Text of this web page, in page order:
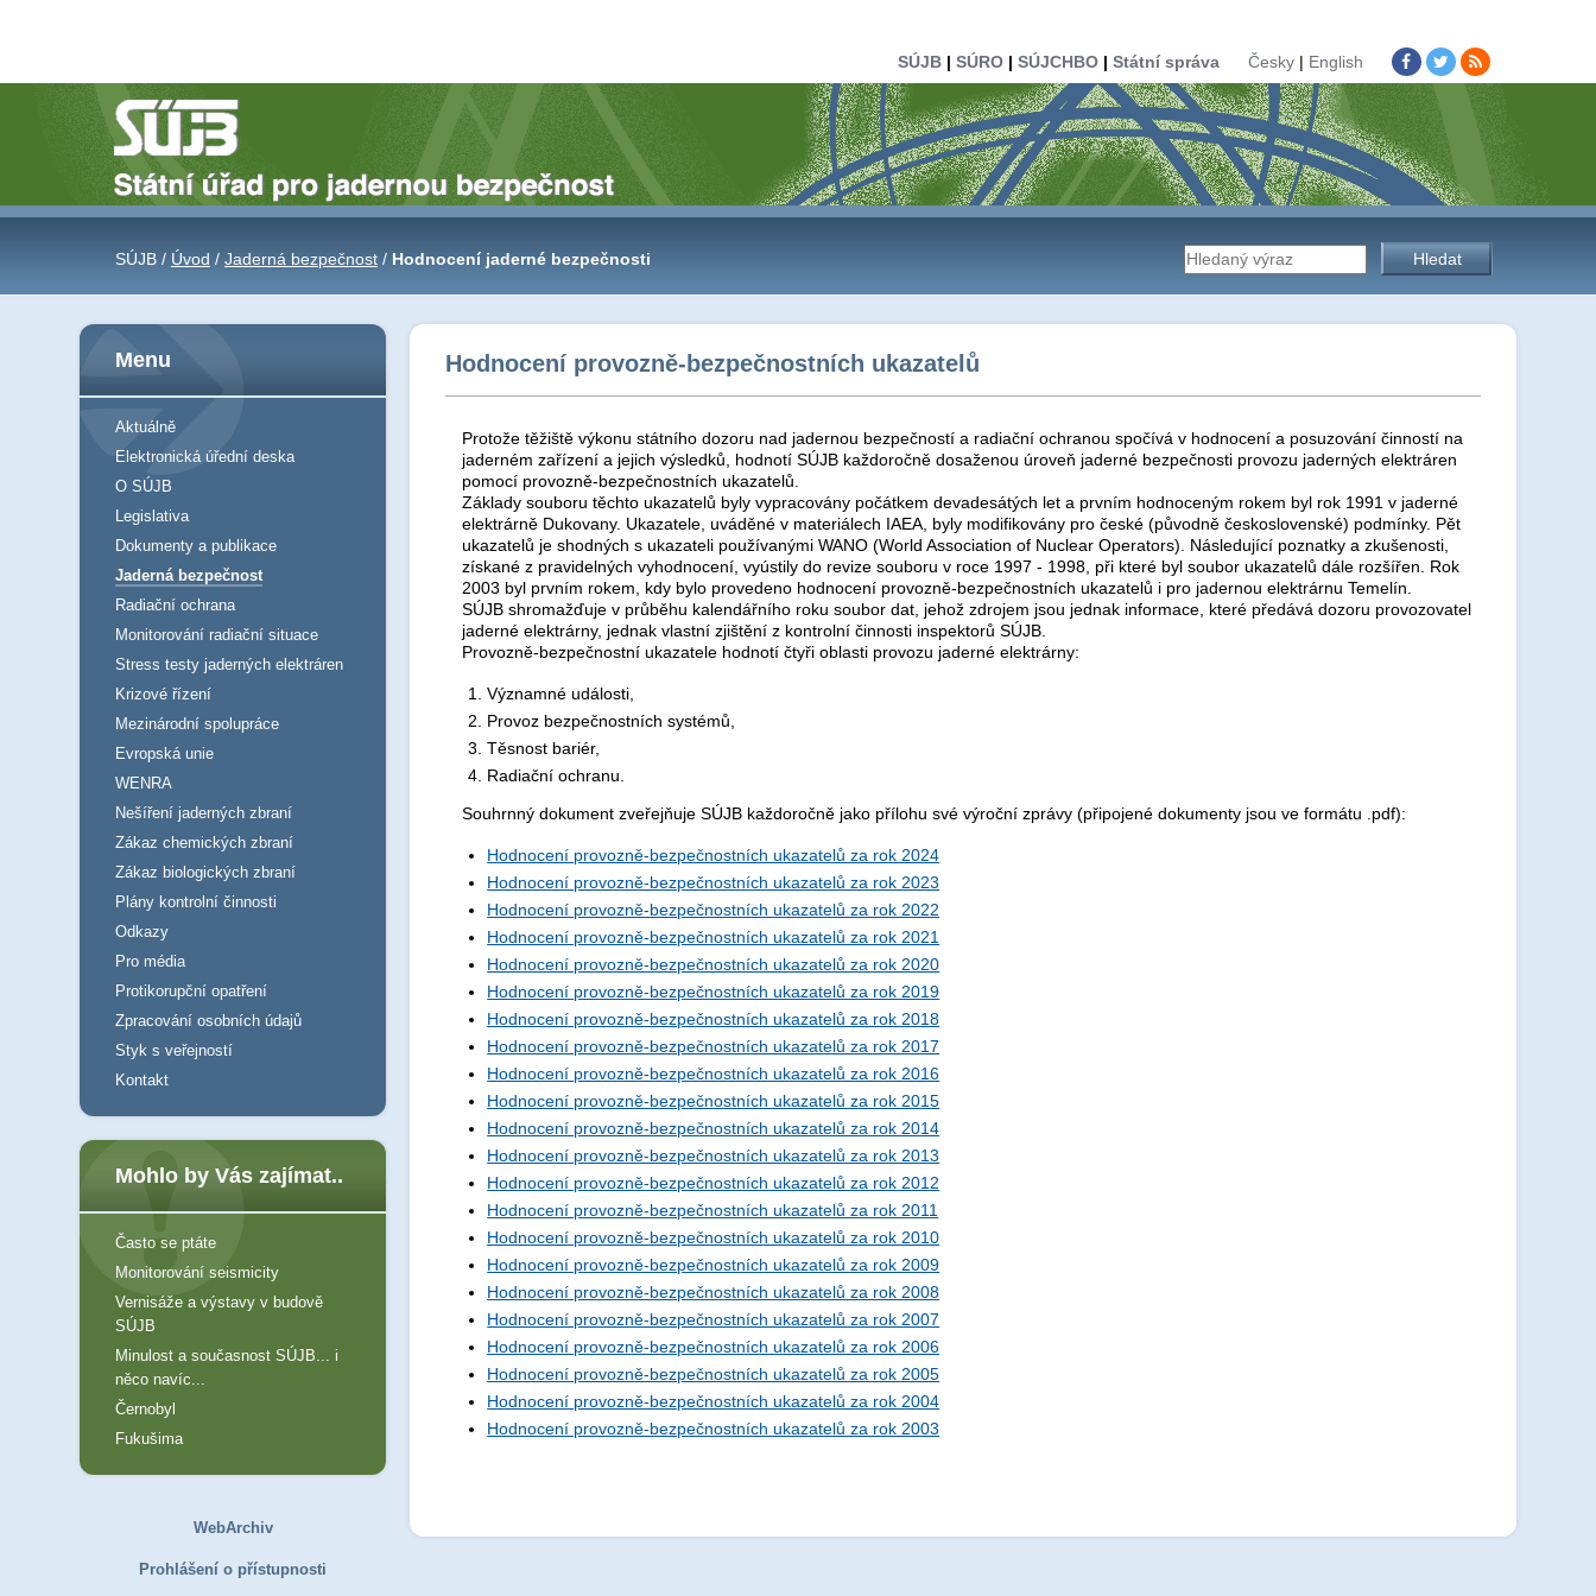
SÚJB| SÚRO| SÚJCHBO| Státní správa Česky| English
SÚJB / Úvod / Jaderná bezpečnost / Hodnocení jaderné bezpečnosti Vyhledávání
úřadu
Hodnocení provozně-bezpečnostních ukazatelů
Protože těžiště výkonu státního dozoru nad jadernou bezpečností a radiační ochranou spočívá v hodnocení a posuzování činností na
jaderném zařízení a jejich výsledků, hodnotí SÚJB každoročně dosaženou úroveň jaderné bezpečnosti provozu jaderných elektráren
pomocí provozně-bezpečnostních ukazatelů.
Základy souboru těchto ukazatelů byly vypracovány počátkem devadesátých let a prvním hodnoceným rokem byl rok 1991 v jaderné
elektrárně Dukovany. Ukazatele, uváděné v materiálech IAEA, byly modifikovány pro české (původně československé) podmínky. Pět
ukazatelů je shodných s ukazateli používanými WANO (World Association of Nuclear Operators). Následující poznatky a zkušenosti,
získané z pravidelných vyhodnocení, vyústily do revize souboru v roce 1997 - 1998, při které byl soubor ukazatelů dále rozšířen. Rok
2003 byl prvním rokem, kdy bylo provedeno hodnocení provozně-bezpečnostních ukazatelů i pro jadernou elektrárnu Temelín.
SÚJB shromažďuje v průběhu kalendářního roku soubor dat, jehož zdrojem jsou jednak informace, které předává dozoru provozovatel
jaderné elektrárny, jednak vlastní zjištění z kontrolní činnosti inspektorů SÚJB.
Provozně-bezpečnostní ukazatele hodnotí čtyři oblasti provozu jaderné elektrárny:
Významné události,
Provoz bezpečnostních systémů,
Těsnost bariér,
Radiační ochranu.
Souhrnný dokument zveřejňuje SÚJB každoročně jako přílohu své výroční zprávy (připojené dokumenty jsou ve formátu .pdf):
Hodnocení provozně-bezpečnostních ukazatelů za rok 2024
Hodnocení provozně-bezpečnostních ukazatelů za rok 2023
Hodnocení provozně-bezpečnostních ukazatelů za rok 2022
Hodnocení provozně-bezpečnostních ukazatelů za rok 2021
Hodnocení provozně-bezpečnostních ukazatelů za rok 2020
Hodnocení provozně-bezpečnostních ukazatelů za rok 2019
Hodnocení provozně-bezpečnostních ukazatelů za rok 2018
Hodnocení provozně-bezpečnostních ukazatelů za rok 2017
Hodnocení provozně-bezpečnostních ukazatelů za rok 2016
Hodnocení provozně-bezpečnostních ukazatelů za rok 2015
Hodnocení provozně-bezpečnostních ukazatelů za rok 2014
Hodnocení provozně-bezpečnostních ukazatelů za rok 2013
Hodnocení provozně-bezpečnostních ukazatelů za rok 2012
Hodnocení provozně-bezpečnostních ukazatelů za rok 2011
Hodnocení provozně-bezpečnostních ukazatelů za rok 2010
Hodnocení provozně-bezpečnostních ukazatelů za rok 2009
Hodnocení provozně-bezpečnostních ukazatelů za rok 2008
Hodnocení provozně-bezpečnostních ukazatelů za rok 2007
Hodnocení provozně-bezpečnostních ukazatelů za rok 2006
Hodnocení provozně-bezpečnostních ukazatelů za rok 2005
Hodnocení provozně-bezpečnostních ukazatelů za rok 2004
Hodnocení provozně-bezpečnostních ukazatelů za rok 2003
Menu
Aktuálně
Elektronická úřední deska
O SÚJB
Legislativa
Dokumenty a publikace
Jaderná bezpečnost
Radiační ochrana
Monitorování radiační situace
Stress testy jaderných elektráren
Krizové řízení
Mezinárodní spolupráce
Evropská unie
WENRA
Nešíření jaderných zbraní
Zákaz chemických zbraní
Zákaz biologických zbraní
Plány kontrolní činnosti
Odkazy
Pro média
Protikorupční opatření
Zpracování osobních údajů
Styk s veřejností
Kontakt
Mohlo by Vás zajímat..
Často se ptáte
Monitorování seismicity
Vernisáže a výstavy v budově
SÚJB
Minulost a současnost SÚJB... i
něco navíc...
Černobyl
Fukušima
WebArchiv
Prohlášení o přístupnosti